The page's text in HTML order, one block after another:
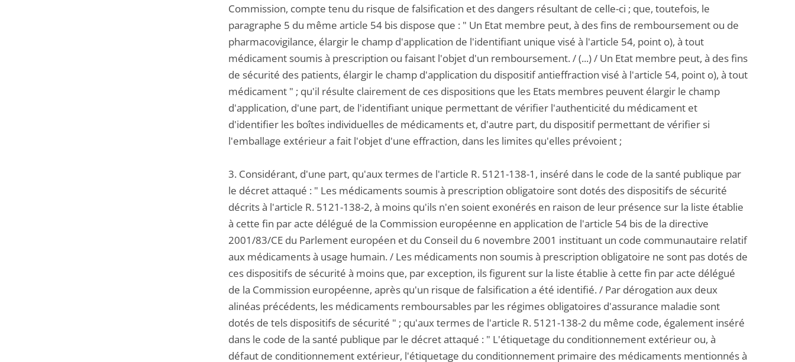
Commission, compte tenu du risque de falsification et des dangers résultant de celle-ci ; que, toutefois, le
paragraphe 5 du même article 54 bis dispose que : " Un Etat membre peut, à des fins de remboursement ou de
pharmacovigilance, élargir le champ d'application de l'identifiant unique visé à l'article 54, point o), à tout
médicament soumis à prescription ou faisant l'objet d'un remboursement. / (...) / Un Etat membre peut, à des fins
de sécurité des patients, élargir le champ d'application du dispositif antieffraction visé à l'article 54, point o), à tout
médicament " ; qu'il résulte clairement de ces dispositions que les Etats membres peuvent élargir le champ
d'application, d'une part, de l'identifiant unique permettant de vérifier l'authenticité du médicament et
d'identifier les boîtes individuelles de médicaments et, d'autre part, du dispositif permettant de vérifier si
l'emballage extérieur a fait l'objet d'une effraction, dans les limites qu'elles prévoient ;
3. Considérant, d'une part, qu'aux termes de l'article R. 5121-138-1, inséré dans le code de la santé publique par
le décret attaqué : " Les médicaments soumis à prescription obligatoire sont dotés des dispositifs de sécurité
décrits à l'article R. 5121-138-2, à moins qu'ils n'en soient exonérés en raison de leur présence sur la liste établie
à cette fin par acte délégué de la Commission européenne en application de l'article 54 bis de la directive
2001/83/CE du Parlement européen et du Conseil du 6 novembre 2001 instituant un code communautaire relatif
aux médicaments à usage humain. / Les médicaments non soumis à prescription obligatoire ne sont pas dotés de
ces dispositifs de sécurité à moins que, par exception, ils figurent sur la liste établie à cette fin par acte délégué
de la Commission européenne, après qu'un risque de falsification a été identifié. / Par dérogation aux deux
alinéas précédents, les médicaments remboursables par les régimes obligatoires d'assurance maladie sont
dotés de tels dispositifs de sécurité " ; qu'aux termes de l'article R. 5121-138-2 du même code, également inséré
dans le code de la santé publique par le décret attaqué : " L'étiquetage du conditionnement extérieur ou, à
défaut de conditionnement extérieur, l'étiquetage du conditionnement primaire des médicaments mentionnés à